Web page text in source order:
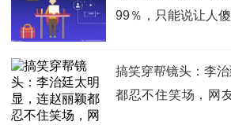
99％，只能说让人
搞笑穿帮镜头：李
都忍不住笑场，网